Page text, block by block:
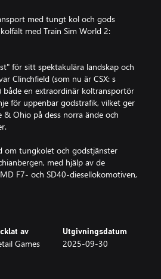
med tungt kol och gods
med Train Sim World 2:
för sitt spektakulära landskap och
Clinchfield (som nu är CSX: s
en extraordinär koltransportör
för uppenbar godstrafik, vilket ger
& Ohio på dess norra ände och
tungkolet och godstjänster
med hjälp av de
F7- och SD40-diesellokomotiven,
av
Games
Utgivningsdatum
2025-09-30